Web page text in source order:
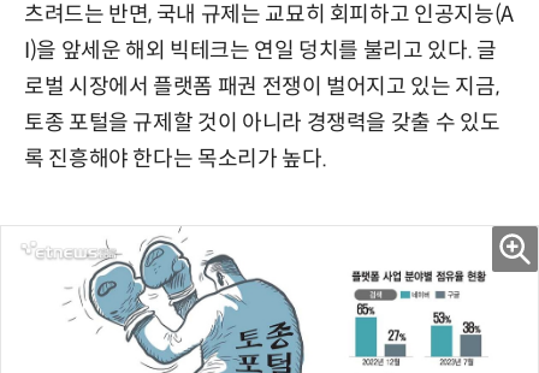
츠려드는 반면, 국내 규제는 교묘히 회피하고 인공지능(A
I)을 앞세운 해외 빅테크는 연일 덩치를 불리고 있다. 글
로벌 시장에서 플랫폼 패권 전쟁이 벌어지고 있는 지금,
토종 포털을 규제할 것이 아니라 경쟁력을 갖출 수 있도
록 진흥해야 한다는 목소리가 높다.